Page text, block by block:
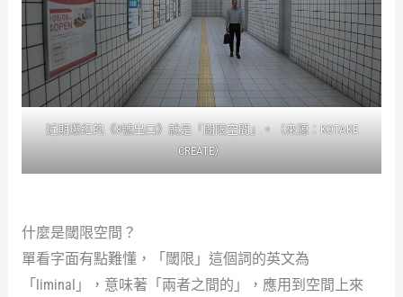
近期爆紅的《8號出口》就是「閾限空間」。（來源：KOTAKE
CREATE）
什麼是閾限空間？
單看字面有點難懂，「閾限」這個詞的英文為
「liminal」，意味著「兩者之間的」，應用到空間上來